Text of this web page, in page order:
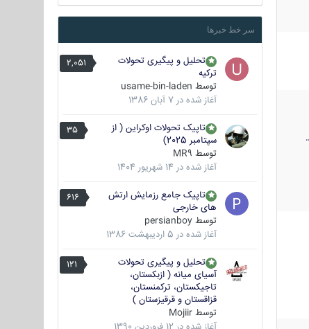
سر خط خبرها
2,051
تحلیل و پیگیری تحولات
ترکیه
توسط usame-bin-laden
آغاز شده در 7 آبان 1386
35
تاپیک تحولات اوکراین ( از
سپتامبر 2025)
توسط MR9
آغاز شده در 14 شهریور 1404
616
تاپیک جامع رزمایش ارتش
های خارجی
توسط persianboy
آغاز شده در 5 اردیبهشت 1386
121
تحلیل و پیگیری تحولات
آسیای میانه ( ازبکستان،
تاجیکستان، ترکمنستان،
قزاقستان و قرقیزستان )
توسط Mojiir